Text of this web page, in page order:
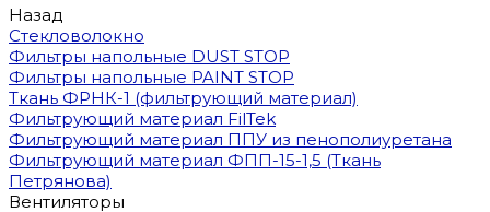
Назад
Стекловолокно
Фильтры напольные DUST STOP
Фильтры напольные PAINT STOP
Ткань ФРНК-1 (фильтрующий материал)
Фильтрующий материал FilTek
Фильтрующий материал ППУ из пенополиуретана
Фильтрующий материал ФПП-15-1,5 (Ткань
Петрянова)
Вентиляторы